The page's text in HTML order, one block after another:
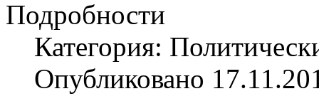
Подробности
Категория:
Опубликовано